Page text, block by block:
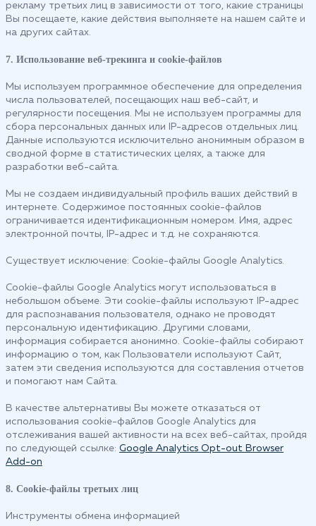
рекламу третьих лиц в зависимости от того, какие страницы
Вы посещаете, какие действия выполняете на нашем сайте и
на других сайтах.
7. Использование веб-трекинга и cookie-файлов
Мы используем программное обеспечение для определения
числа пользователей, посещающих наш веб-сайт, и
регулярности посещения. Мы не используем программы для
сбора персональных данных или IP-адресов отдельных лиц.
Данные используются исключительно анонимным образом в
сводной форме в статистических целях, а также для
разработки веб-сайта.
Мы не создаем индивидуальный профиль ваших действий в
интернете. Содержимое постоянных cookie-файлов
ограничивается идентификационным номером. Имя, адрес
электронной почты, IP-адрес и т.д. не сохраняются.
Существует исключение: Cookie-файлы Google Analytics.
Cookie-файлы Google Analytics могут использоваться в
небольшом объеме. Эти cookie-файлы используют IP-адрес
для распознавания пользователя, однако не проводят
персональную идентификацию. Другими словами,
информация собирается анонимно. Cookie-файлы собирают
информацию о том, как Пользователи используют Сайт,
затем эти сведения используются для составления отчетов
и помогают нам Сайта.
В качестве альтернативы Вы можете отказаться от
использования cookie-файлов Google Analytics для
отслеживания вашей активности на всех веб-сайтах, пройдя
по следующей ссылке: Google Analytics Opt-out Browser
Add-on
8. Cookie-файлы третьих лиц
Инструменты обмена информацией